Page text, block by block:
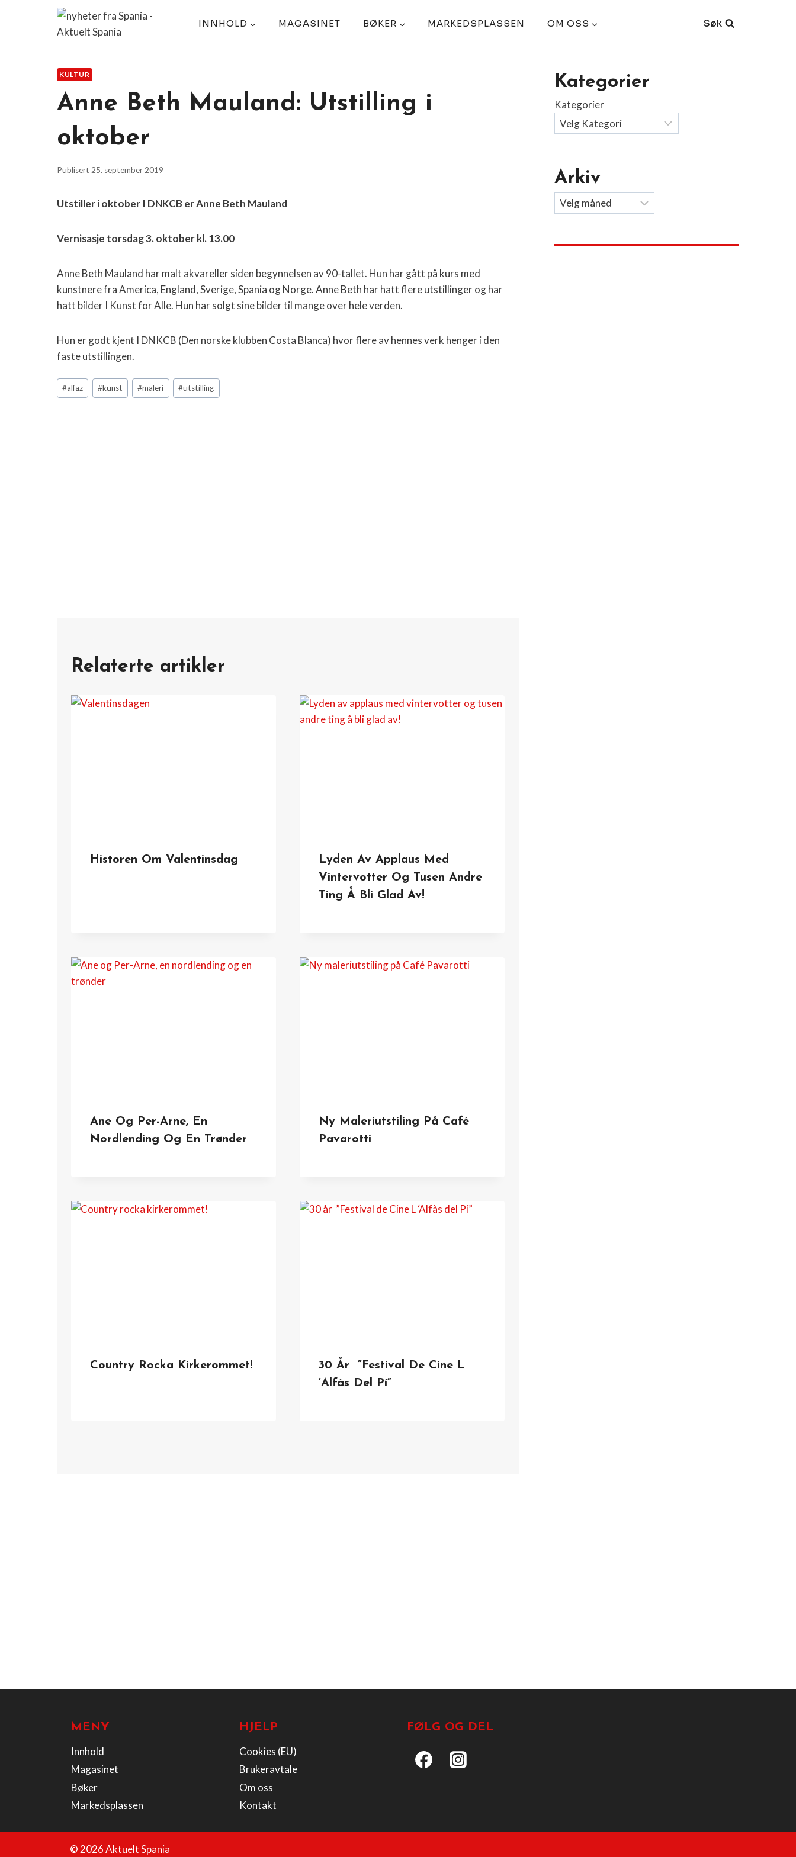
INNHOLD MAGASINET BØKER MARKEDSPLASSEN OM OSS Søk
KULTUR
Anne Beth Mauland: Utstilling i
oktober
Publisert 25. september 2019
Utstiller i oktober I DNKCB er Anne Beth Mauland
Vernisasje torsdag 3. oktober kl. 13.00
Anne Beth Mauland har malt akvareller siden begynnelsen av 90-tallet. Hun har gått på kurs med
kunstnere fra America, England, Sverige, Spania og Norge. Anne Beth har hatt flere utstillinger og har
hatt bilder I Kunst for Alle. Hun har solgt sine bilder til mange over hele verden.
Hun er godt kjent I DNKCB (Den norske klubben Costa Blanca) hvor flere av hennes verk henger i den
faste utstillingen.
Post
Tags:
#alfaz #kunst #maleri #utstilling
Relaterte artikler
Historen Om Valentinsdag
Lyden Av Applaus Med
Vintervotter Og Tusen Andre
Ting Å Bli Glad Av!
Ane Og Per-Arne, En
Nordlending Og En Trønder
Ny Maleriutstiling På Café
Pavarotti
Country Rocka Kirkerommet!
30 År ”Festival De Cine L
‘Alfàs Del Pí”
Kategorier
Kategorier
Arkiv
Arkiv
MENY
Innhold
Magasinet
Bøker
Markedsplassen
HJELP
Cookies (EU)
Brukeravtale
Om oss
Kontakt
FØLG OG DEL
© 2026 Aktuelt Spania